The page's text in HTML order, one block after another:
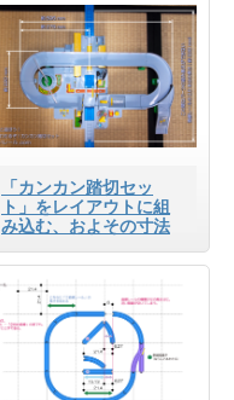
「カンカン踏切セッ
ト」をレイアウトに組
み込む、およその寸法